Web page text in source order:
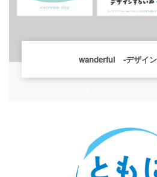
wanderful -デザイン